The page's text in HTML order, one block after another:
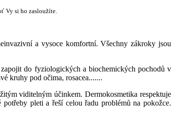
Vy si ho zasloužíte.
a vysoce komfortní. Všechny zákroky jsou
do fyziologických a biochemických pochodů v
kruhy pod očima, rosacea.......
viditelným účinkem. Dermokosmetika respektuje
pleti a řeší celou řadu problémů na pokožce.